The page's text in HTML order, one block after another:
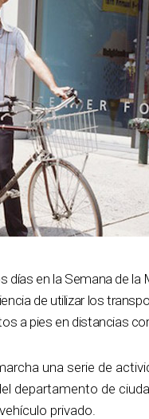
días en la Semana de la
de utilizar los
a pies en distancias
una serie de
departamento de
privado.